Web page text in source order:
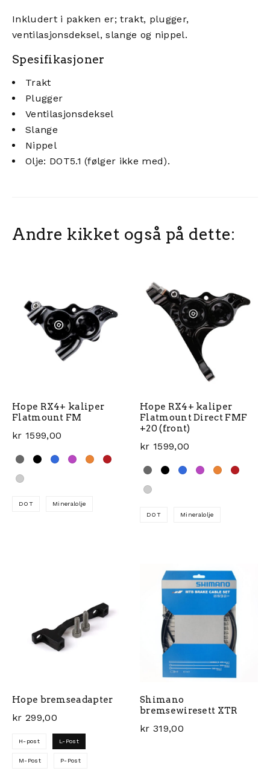
Inkludert i pakken er; trakt, plugger,
ventilasjonsdeksel, slange og nippel.
Spesifikasjoner
Trakt
Plugger
Ventilasjonsdeksel
Slange
Nippel
Olje: DOT5.1 (følger ikke med).
Andre kikket også på dette:
Hope RX4+ kaliper
Flatmount FM
kr 1599,00
DOT Mineralolje
Hope RX4+ kaliper
Flatmount Direct FMF
+20 (front)
kr 1599,00
DOT Mineralolje
Hope bremseadapter
kr 299,00
H-post L-Post
M-Post P-Post
Shimano
bremsewiresett XTR
kr 319,00